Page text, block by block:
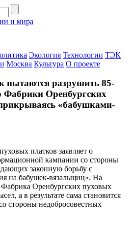
и мира
Экология Технологии ТЭК
Москва Культура О проекте
пытаются разрушить 85-
Оренбургских
«бабушками-
платков заявляет о
кампании со стороны
законную борьбу с
на бабушек-вязальщиц». На
Оренбургских пуховых
а в результате сама становится
стороны недобросовестных